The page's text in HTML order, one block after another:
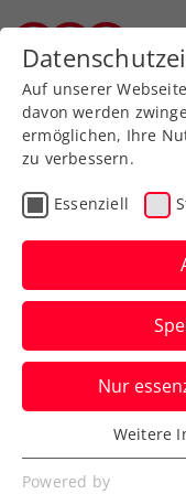
Zurück zur
Turniere
Generali
Matteo
Tirol ab.
Österreicher
Verfasst von:
Auf unserer
davon werden
ermöglichen, Ihre
zu verbessern.
Essenziell
Nur
Essenziell
Essenzielle
Weitere
Powered by